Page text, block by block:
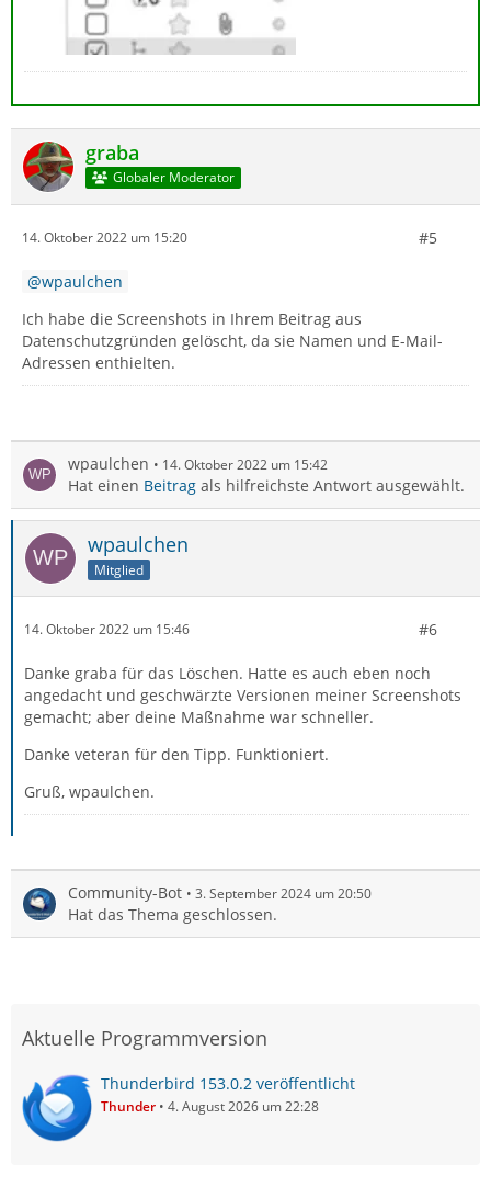
graba
Globaler Moderator
14. Oktober 2022 um 15:20 #5
wpaulchen
Ich habe die Screenshots in Ihrem Beitrag aus
Datenschutzgründen gelöscht, da sie Namen und E-Mail-
Adressen enthielten.
wpaulchen 14. Oktober 2022 um 15:42
Hat einen Beitrag als hilfreichste Antwort ausgewählt.
wpaulchen
Mitglied
14. Oktober 2022 um 15:46 #6
Danke graba für das Löschen. Hatte es auch eben noch
angedacht und geschwärzte Versionen meiner Screenshots
gemacht; aber deine Maßnahme war schneller.
Danke veteran für den Tipp. Funktioniert.
Gruß, wpaulchen.
Community-Bot 3. September 2024 um 20:50
Hat das Thema geschlossen.
Aktuelle Programmversion
Thunderbird 153.0.2 veröffentlicht
Thunder 4. August 2026 um 22:28